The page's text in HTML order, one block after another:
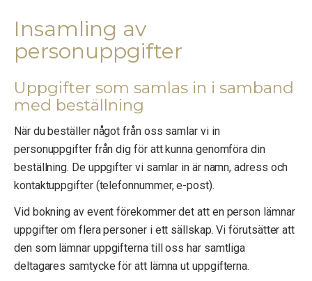
Insamling av
personuppgifter
Uppgifter som samlas in i samband
med beställning
När du beställer något från oss samlar vi in
personuppgifter från dig för att kunna genomföra din
beställning. De uppgifter vi samlar in är namn, adress och
kontaktuppgifter (telefonnummer, e-post).
Vid bokning av event förekommer det att en person lämnar
uppgifter om flera personer i ett sällskap. Vi förutsätter att
den som lämnar uppgifterna till oss har samtliga
deltagares samtycke för att lämna ut uppgifterna.